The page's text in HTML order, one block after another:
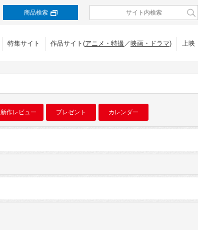
商品検索
特集サイト 作品サイト(アニメ・特撮／映画・ドラマ) 上映
新作レビュー プレゼント カレンダー